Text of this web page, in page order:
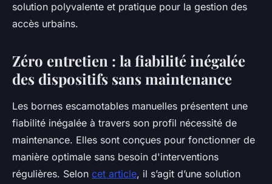
solution polyvalente et pratique pour la gestion des
accès urbains.
Zéro entretien : la fiabilité inégalée
des dispositifs sans maintenance
Les bornes escamotables manuelles présentent une
fiabilité inégalée à travers son profil nécessité de
maintenance. Elles sont conçues pour fonctionner de
manière optimale sans besoin d'interventions
régulières. Selon cet article, il s’agit d’une solution